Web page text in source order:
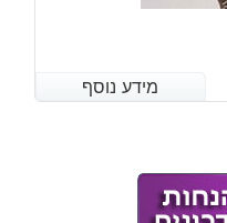
מידע נוסף
מידע נוסף